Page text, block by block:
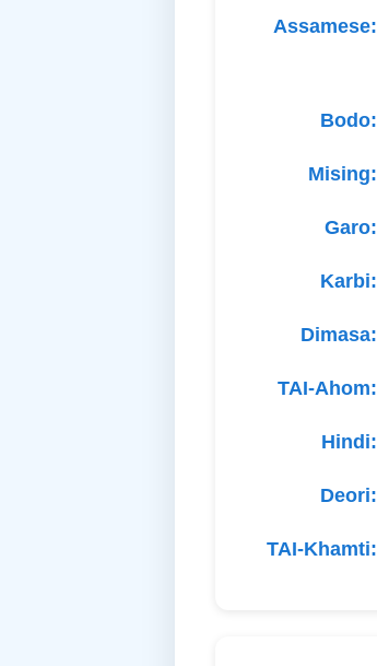
Assamese:
Bodo:
Mising:
Garo:
Karbi:
Dimasa:
TAI-Ahom:
Hindi:
Deori:
TAI-Khamti: